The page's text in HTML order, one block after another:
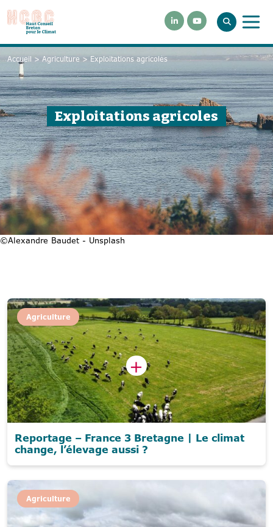
Exploitations agricoles
©Alexandre Baudet - Unsplash
Accueil > Agriculture > Exploitations agricoles
Agriculture
Reportage – France 3 Bretagne | Le climat
change, l’élevage aussi ?
Agriculture